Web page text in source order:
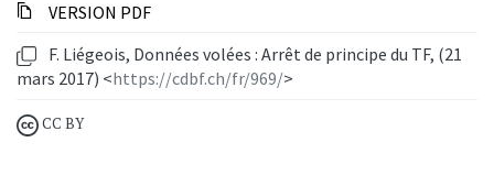
VERSION PDF
F. Liégeois, Données volées : Arrêt de principe du TF, (21
mars 2017) <https://cdbf.ch/fr/969/>
CC BY